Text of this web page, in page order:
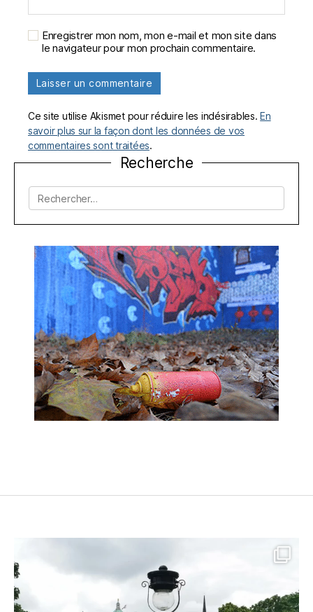
Enregistrer mon nom, mon e-mail et mon site dans
le navigateur pour mon prochain commentaire.
Ce site utilise Akismet pour réduire les indésirables.En
savoir plus sur la façon dont les données de vos
commentaires sont traitées.
Recherche
Rechercher :